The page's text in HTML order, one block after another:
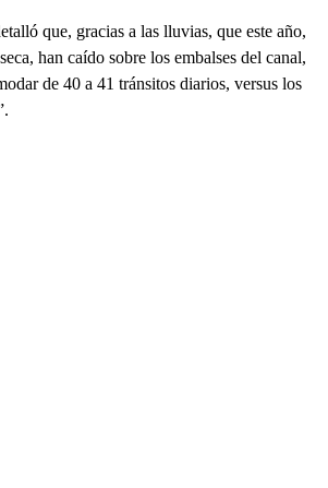
que, gracias a las lluvias, que este año,
han caído sobre los embalses del canal,
de 40 a 41 tránsitos diarios, versus los